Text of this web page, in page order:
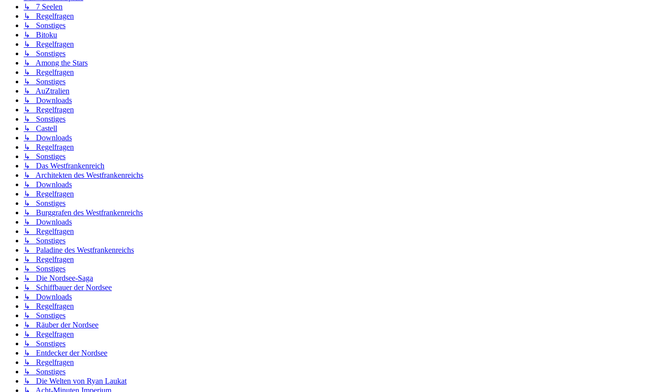
↳ 7 Seelen
↳ Regelfragen
↳ Sonstiges
↳ Bitoku
↳ Regelfragen
↳ Sonstiges
↳ Among the Stars
↳ Regelfragen
↳ Sonstiges
↳ AuZtralien
↳ Downloads
↳ Regelfragen
↳ Sonstiges
↳ Castell
↳ Downloads
↳ Regelfragen
↳ Sonstiges
↳ Das Westfrankenreich
↳ Architekten des Westfrankenreichs
↳ Downloads
↳ Regelfragen
↳ Sonstiges
↳ Burggrafen des Westfrankenreichs
↳ Downloads
↳ Regelfragen
↳ Sonstiges
↳ Paladine des Westfrankenreichs
↳ Regelfragen
↳ Sonstiges
↳ Die Nordsee-Saga
↳ Schiffbauer der Nordsee
↳ Downloads
↳ Regelfragen
↳ Sonstiges
↳ Räuber der Nordsee
↳ Regelfragen
↳ Sonstiges
↳ Entdecker der Nordsee
↳ Regelfragen
↳ Sonstiges
↳ Die Welten von Ryan Laukat